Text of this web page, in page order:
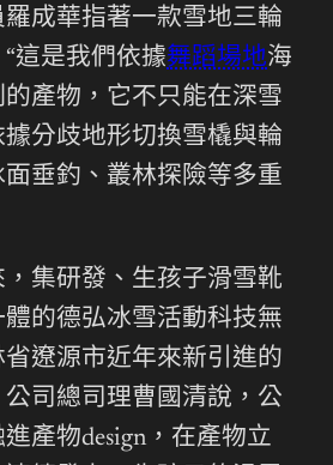
成華指著一款雪地三輪
這是我們依據舞蹈場地海
產物，它不只能在深雪
分歧地形切換雪橇與輪
垂釣、叢林探險等多重
集研發、生孩子滑雪靴
的德弘冰雪活動科技無
遼源市近年來新引進的
司總司理曹國清說，公
產物design，在產物立